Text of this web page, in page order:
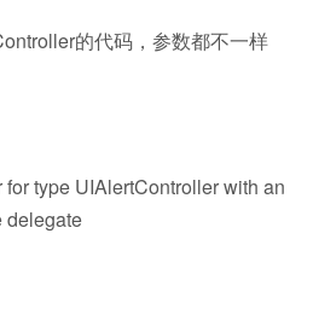
的代码，参数都不一样
type UIAlertController with an
delegate